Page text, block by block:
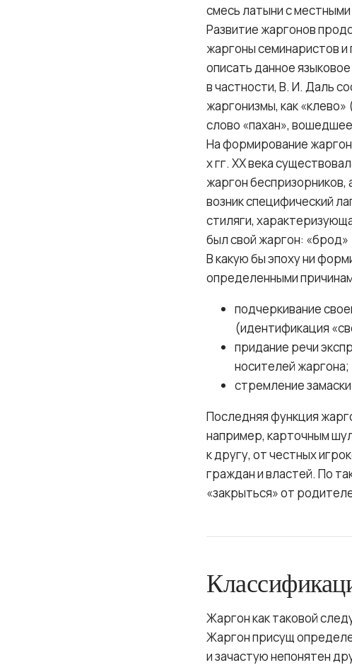
смесь латыни с
Развитие жаргонов
жаргоны семинаристов и
описать данное
в частности, В. И. Даль
жаргонизмы, как
слово «пахан»,
На формирование
х гг. ХХ века
жаргон беспризорников,
возник специфический
стиляги,
был свой жаргон:
В какую бы эпоху ни
определенными
подчеркивание
(идентификация
придание речи
носителей жаргона;
стремление
Последняя функция
например, карточным
к другу, от честных
граждан и властей. По
«закрыться» от
Жаргон как таковой
Жаргон присущ
и зачастую непонятен